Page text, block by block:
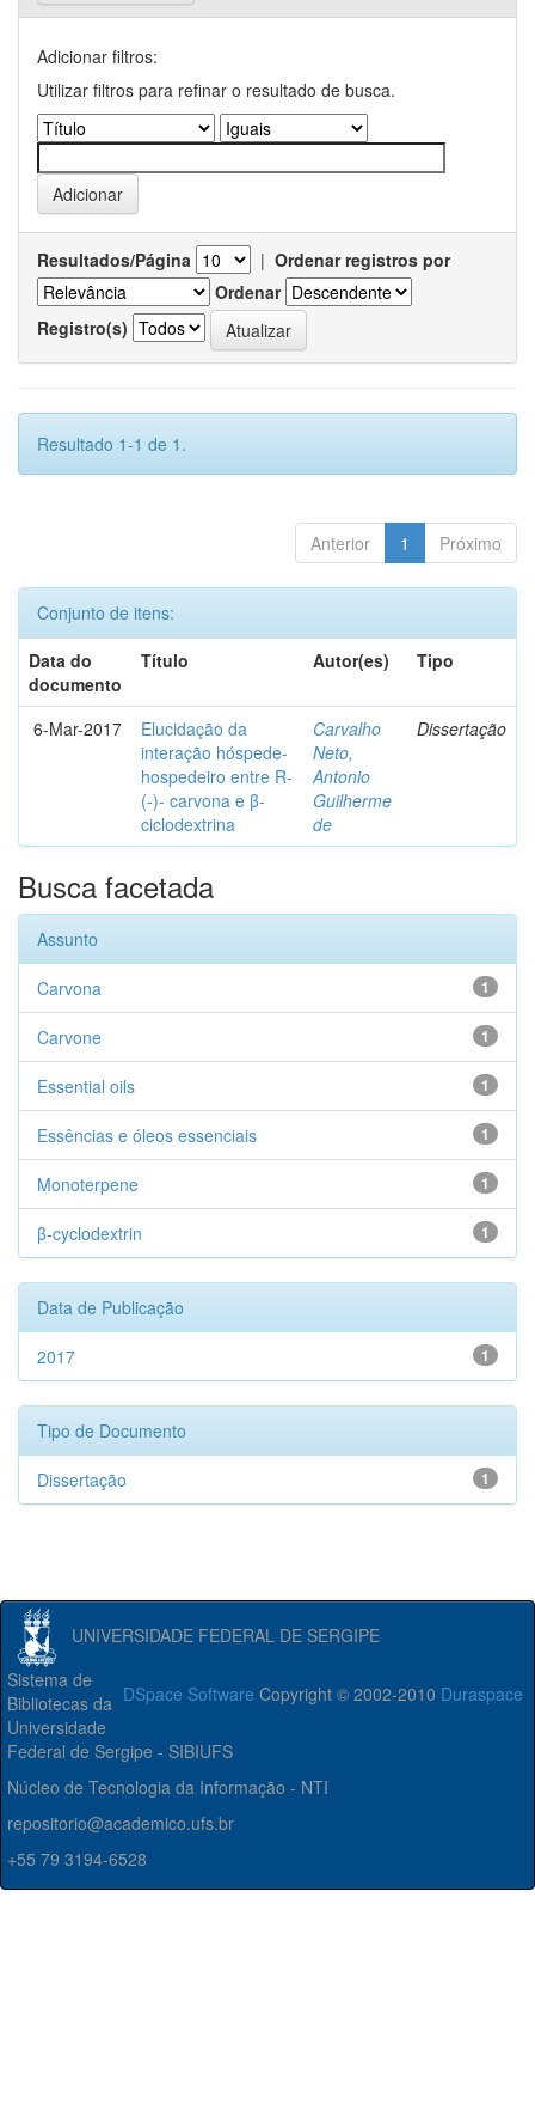
Adicionar filtros:
Utilizar filtros para refinar o resultado de busca.
Resultados/Página | Ordenar registros por
Ordenar
Registro(s)
Resultado 1-1 de 1.
Anterior 1 Próximo
Conjunto de itens:
Data do
documento
Título Autor(es) Tipo
6-Mar-2017
Elucidação da
interação hóspede-
hospedeiro entre R-
(-)- carvona e β-
ciclodextrina
Carvalho
Neto,
Antonio
Guilherme
de
Dissertação
Busca facetada
Assunto
1
Carvona
1
Carvone
1
Essential oils
1
Essências e óleos essenciais
1
Monoterpene
1
β-cyclodextrin
Data de Publicação
1
2017
Tipo de Documento
1
Dissertação
UNIVERSIDADE FEDERAL DE SERGIPE
DSpace Software Copyright © 2002-2010 Duraspace
Sistema de
Bibliotecas da
Universidade
Federal de Sergipe - SIBIUFS
Núcleo de Tecnologia da Informação - NTI
repositorio@academico.ufs.br
+55 79 3194-6528